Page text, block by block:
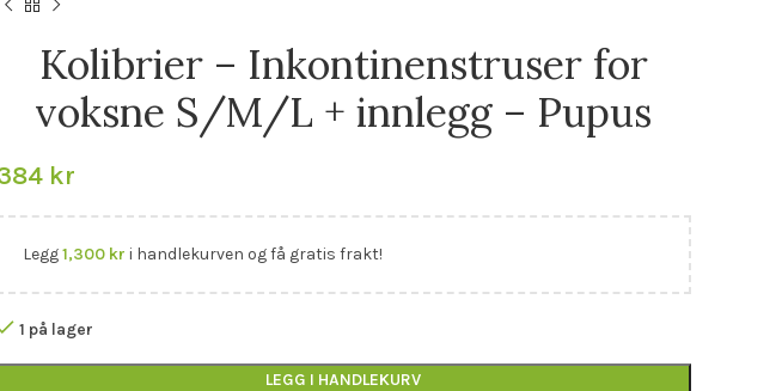
Kolibrier – Inkontinenstruser for
voksne S/M/L + innlegg – Pupus
kr
Legg1,300 kr i handlekurven og få gratis frakt!
1 på lager
LEGG I HANDLEKURV